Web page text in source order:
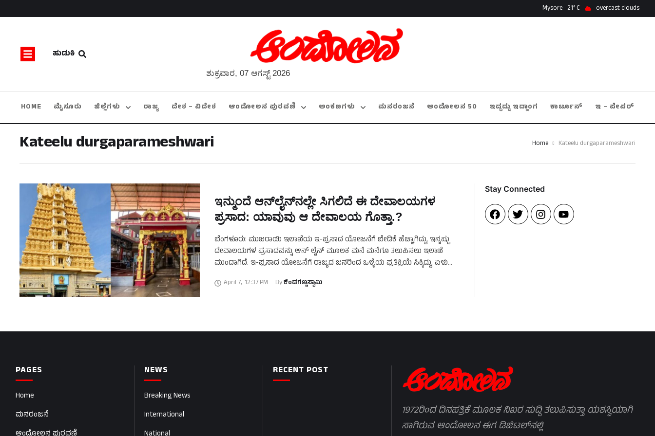
Mysore 21 overcast clouds
ಹುಡುಕಿ
ಶುಕ್ರವಾರ, 07 ಆಗಸ್ಟ್ 2026
HOME ಮೈಸೂರು ಜಿಲ್ಲೆಗಳು ರಾಜ್ಯ ದೇಶ – ವಿದೇಶ ಆಂದೋಲನ ಪುರವಣಿ ಅಂಕಣಗಳು ಮನರಂಜನೆ ಆಂದೋಲನ 50 ಇದ್ದದ್ದು ಇದ್ಹಾಂಗ ಕಾರ್ಟೂನ್ ಇ – ಪೇಪರ್
Kateelu durgaparameshwari Home Kateelu durgaparameshwari
ಇನ್ಮುಂದೆ ಆನ್‌ಲೈನ್‌ನಲ್ಲೇ ಸಿಗಲಿದೆ ಈ ದೇವಾಲಯಗಳ
ಪ್ರಸಾದ: ಯಾವುವು ಆ ದೇವಾಲಯ ಗೊತ್ತಾ.?
ಬೆಂಗಳೂರು: ಮುಜರಾಯಿ ಇಲಾಖೆಯ ಇ-ಪ್ರಸಾದ ಯೋಜನೆಗೆ ಬೇಡಿಕೆ ಹೆಚ್ಚಾಗಿದ್ದು, ಇನ್ನಷ್ಟು
ದೇವಾಲಯಗಳ ಪ್ರಸಾದವನ್ನು ಆನ್‌ ಲೈನ್‌ ಮೂಲಕ ಮನೆ ಮನೆಗೂ ತಲುಪಿಸಲು ಇಲಾಖೆ
ಮುಂದಾಗಿದೆ. ಇ-ಪ್ರಸಾದ ಯೋಜನೆಗೆ ರಾಜ್ಯದ ಜನರಿಂದ ಒಳ್ಳೆಯ ಪ್ರತಿಕ್ರಿಯೆ ಸಿಕ್ಕಿದ್ದು, ಏಳು
April 7, 12:37 PM By ಕೆಂಡಗಣ್ಣಸ್ವಾಮಿ
Stay Connected​
PAGES
Home
ಮನರಂಜನೆ
NEWS
Breaking News
International
RECENT POST
1972ರಿಂದ ದಿನಪತ್ರಿಕೆ ಮೂಲಕ ನಿಖರ ಸುದ್ದಿ ತಲುಪಿಸುತ್ತಾ ಯಶಸ್ವಿಯಾಗಿ
ಸಾಗಿರುವ ಆಂದೋಲನ ಈಗ ಡಿಜಿಟಲ್‌ನಲ್ಲಿ